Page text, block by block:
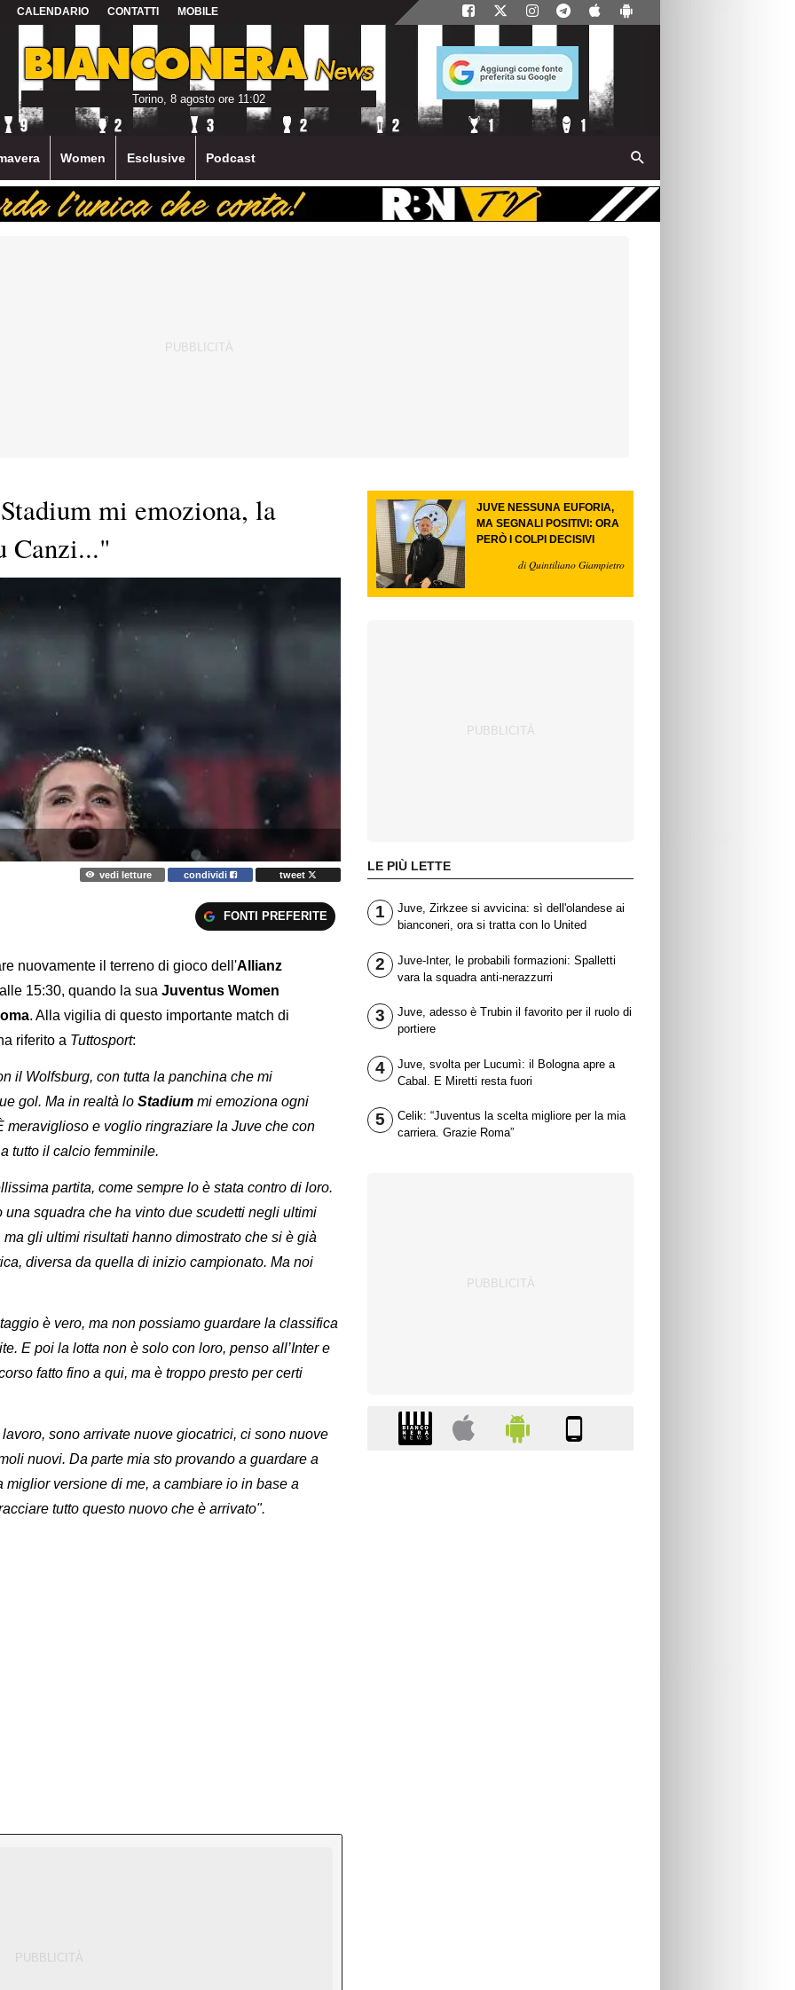
CALENDARIO CONTATTI MOBILE
Torino, 8 agosto ore 11:02
Women Esclusive Podcast
mi emoziona, la
Canzi..."
vedi letture condividi tweet
FONTI PREFERITE
nuovamente il terreno di gioco dell'Allianz
15:30, quando la sua Juventus Women
. Alla vigilia di questo importante match di
riferito a Tuttosport:
il Wolfsburg, con tutta la panchina che mi
gol. Ma in realtà lo Stadium mi emoziona ogni
meraviglioso e voglio ringraziare la Juve che con
tutto il calcio femminile.
partita, come sempre lo è stata contro di loro.
squadra che ha vinto due scudetti negli ultimi
gli ultimi risultati hanno dimostrato che si è già
diversa da quella di inizio campionato. Ma noi
è vero, ma non possiamo guardare la classifica
E poi la lotta non è solo con loro, penso all’Inter e
fatto fino a qui, ma è troppo presto per certi
sono arrivate nuove giocatrici, ci sono nuove
nuovi. Da parte mia sto provando a guardare a
versione di me, a cambiare io in base a
tutto questo nuovo che è arrivato".
JUVE NESSUNA EUFORIA,
MA SEGNALI POSITIVI: ORA
PERÒ I COLPI DECISIVI
di Quintiliano Giampietro
LE PIÙ LETTE
1
Juve, Zirkzee si avvicina: sì dell'olandese ai
bianconeri, ora si tratta con lo United
2
Juve-Inter, le probabili formazioni: Spalletti
vara la squadra anti-nerazzurri
3
Juve, adesso è Trubin il favorito per il ruolo di
portiere
4
Juve, svolta per Lucumì: il Bologna apre a
Cabal. E Miretti resta fuori
5
Celik: “Juventus la scelta migliore per la mia
carriera. Grazie Roma”